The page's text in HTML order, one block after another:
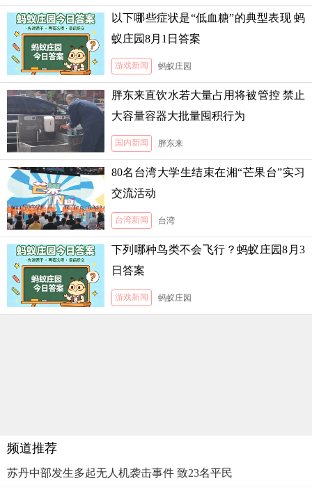
以下哪些症状是“低血糖”的典型表现 蚂
蚁庄园8月1日答案
游戏新闻 蚂蚁庄园
胖东来直饮水若大量占用将被管控 禁止
大容量容器大批量囤积行为
国内新闻 胖东来
80名台湾大学生结束在湘“芒果台”实习
交流活动
台湾新闻 台湾
下列哪种鸟类不会飞行？蚂蚁庄园8月3
日答案
游戏新闻 蚂蚁庄园
频道推荐
苏丹中部发生多起无人机袭击事件 致23名平民